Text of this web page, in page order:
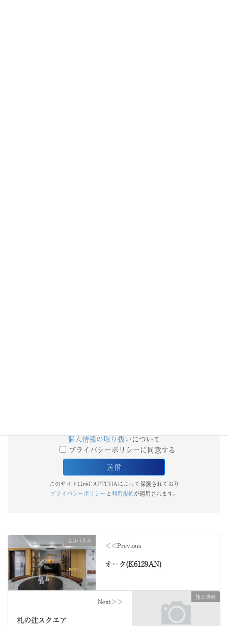
個人情報の取り扱いについて
プライバシーポリシーに同意する
このサイトはreCAPTCHAによって保護されており
プライバシーポリシーと利用規約が適用されます。
KDパネル
＜＜Previous
オーク(K6129AN)
施工事例
Next＞＞
札の辻スクエア